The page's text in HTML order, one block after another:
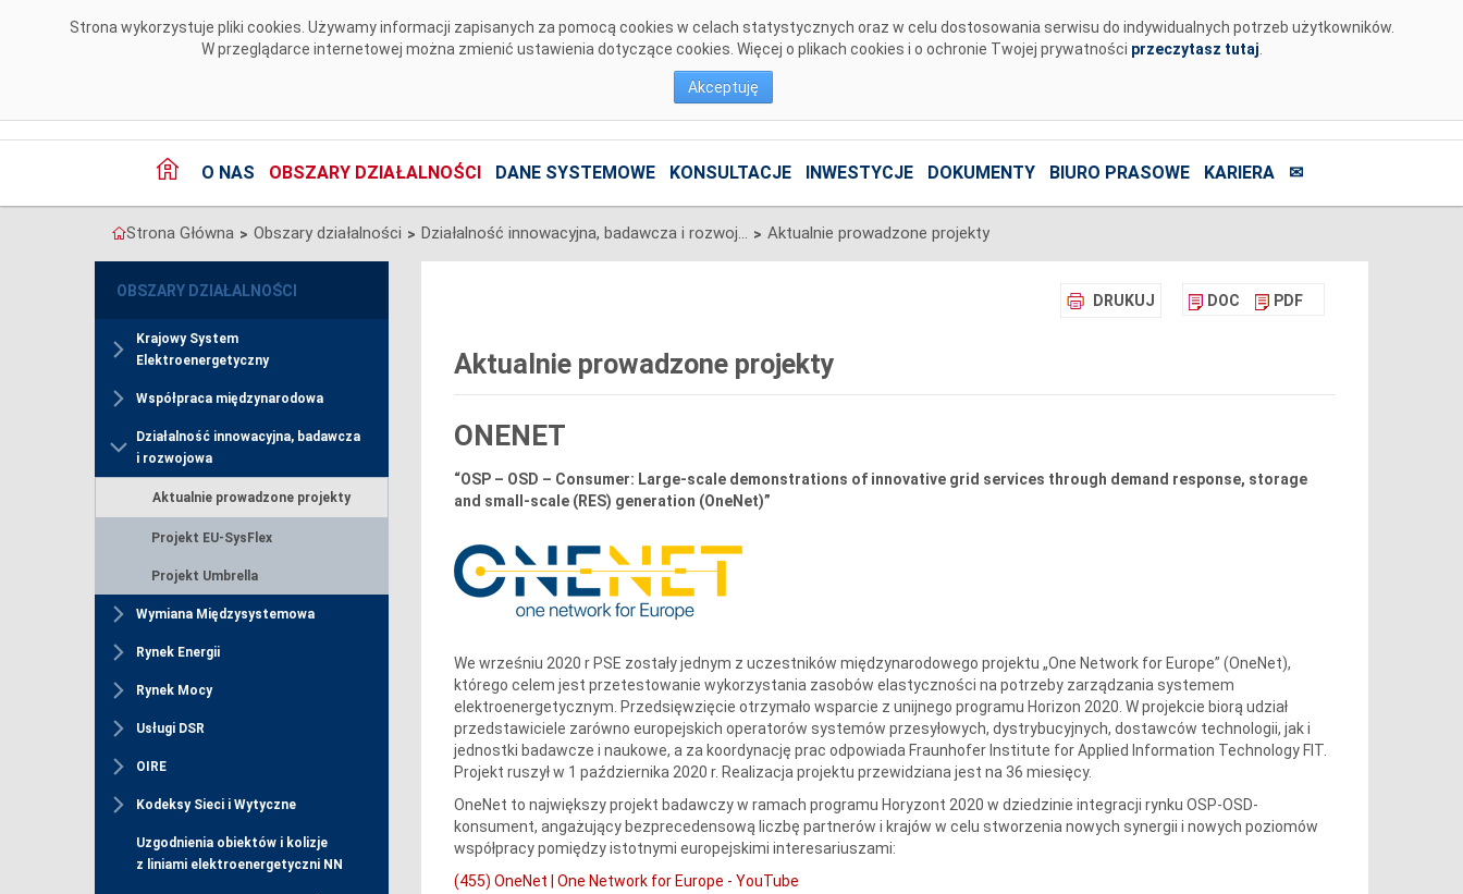
Strona wykorzystuje pliki cookies. Używamy informacji zapisanych za pomocą cookies w celach statystycznych oraz w celu dostosowania serwisu do indywidualnych potrzeb użytkowników.
W przeglądarce internetowej można zmienić ustawienia dotyczące cookies. Więcej o plikach cookies i o ochronie Twojej prywatności przeczytasz tutaj
Akceptuję
O NAS OBSZARY DZIAŁALNOŚCI DANE SYSTEMOWE KONSULTACJE INWESTYCJE DOKUMENTY BIURO PRASOWE KARIERA ✉
Strona Główna > Obszary działalności > Działalność innowacyjna, badawcza i rozwojowa > Aktualnie prowadzone projekty
OBSZARY DZIAŁALNOŚCI
Krajowy System
Elektroenergetyczny
Współpraca międzynarodowa
Działalność innowacyjna, badawcza
i rozwojowa
Aktualnie prowadzone projekty
Projekt EU-SysFlex
Projekt Umbrella
Wymiana Międzysystemowa
Rynek Energii
Rynek Mocy
Usługi DSR
OIRE
Kodeksy Sieci i Wytyczne
Uzgodnienia obiektów i kolizje
z liniami elektroenergetyczni NN
DRUKUJ DOC PDF
Aktualnie prowadzone projekty
ONENET
“OSP – OSD – Consumer: Large-scale demonstrations of innovative grid services through demand response, storage
and small-scale (RES) generation (OneNet)”
We wrześniu 2020 r PSE zostały jednym z uczestników międzynarodowego projektu „One Network for Europe” (OneNet),
którego celem jest przetestowanie wykorzystania zasobów elastyczności na potrzeby zarządzania systemem
elektroenergetycznym. Przedsięwzięcie otrzymało wsparcie z unijnego programu Horizon 2020. W projekcie biorą udział
przedstawiciele zarówno europejskich operatorów systemów przesyłowych, dystrybucyjnych, dostawców technologii, jak i
jednostki badawcze i naukowe, a za koordynację prac odpowiada Fraunhofer Institute for Applied Information Technology FIT.
Projekt ruszył w 1 października 2020 r. Realizacja projektu przewidziana jest na 36 miesięcy.
OneNet to największy projekt badawczy w ramach programu Horyzont 2020 w dziedzinie integracji rynku OSP-OSD-
konsument, angażujący bezprecedensową liczbę partnerów i krajów w celu stworzenia nowych synergii i nowych poziomów
współpracy pomiędzy istotnymi europejskimi interesariuszami:
(455) OneNet | One Network for Europe - YouTube